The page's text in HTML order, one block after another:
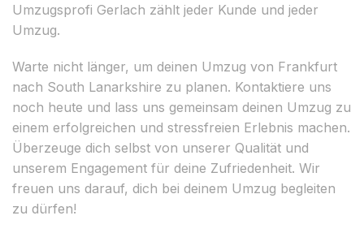
Umzugsprofi Gerlach zählt jeder Kunde und jeder
Umzug.
Warte nicht länger, um deinen Umzug von Frankfurt
nach South Lanarkshire zu planen. Kontaktiere uns
noch heute und lass uns gemeinsam deinen Umzug zu
einem erfolgreichen und stressfreien Erlebnis machen.
Überzeuge dich selbst von unserer Qualität und
unserem Engagement für deine Zufriedenheit. Wir
freuen uns darauf, dich bei deinem Umzug begleiten
zu dürfen!